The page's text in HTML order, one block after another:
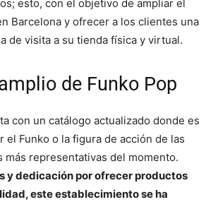
esto, con el objetivo de ampliar el
Barcelona y ofrecer a los clientes una
de visita a su tienda física y virtual.
de Funko Pop
con un catálogo actualizado donde es
el Funko o la figura de acción de las
más representativas del momento.
y dedicación por ofrecer productos
este establecimiento se ha